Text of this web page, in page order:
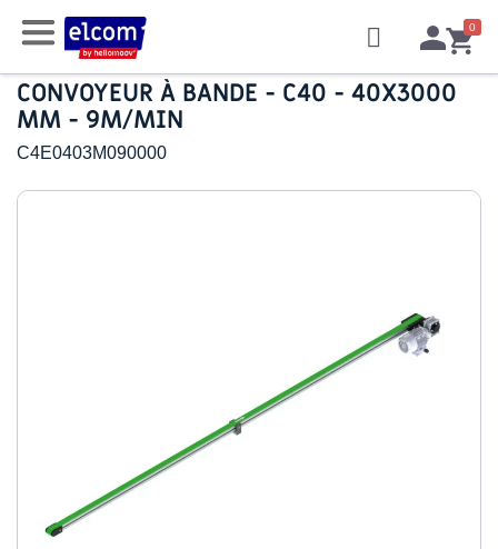
CONVOYEUR À BANDE - C40 - 40X3000
MM - 9M/MIN
C4E0403M090000